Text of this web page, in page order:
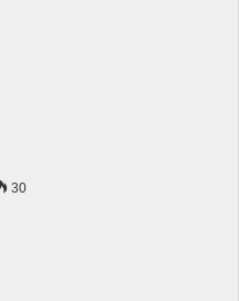
30